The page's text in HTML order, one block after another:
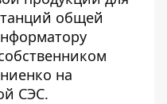
общей
на
СЭС.